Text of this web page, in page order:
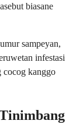
biasane
sampeyan,
infestasi
cocog kanggo